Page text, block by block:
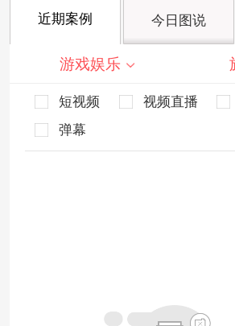
近期案例 今日图说
游戏娱乐
短视频 视频直播
弹幕